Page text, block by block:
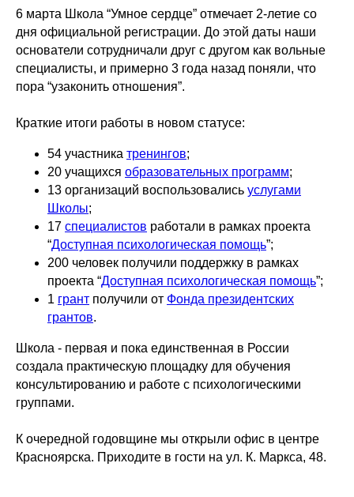
6 марта Школа “Умное сердце” отмечает 2-летие со
дня официальной регистрации. До этой даты наши
основатели сотрудничали друг с другом как вольные
специалисты, и примерно 3 года назад поняли, что
пора “узаконить отношения”.
Краткие итоги работы в новом статусе:
54 участника тренингов;
20 учащихся образовательных программ;
13 организаций воспользовались услугами
Школы;
17 специалистов работали в рамках проекта
“Доступная психологическая помощь”;
200 человек получили поддержку в рамках
проекта “Доступная психологическая помощь”;
1 грант получили от Фонда президентских
грантов.
Школа - первая и пока единственная в России
создала практическую площадку для обучения
консультированию и работе с психологическими
группами.
К очередной годовщине мы открыли офис в центре
Красноярска. Приходите в гости на ул. К. Маркса, 48.